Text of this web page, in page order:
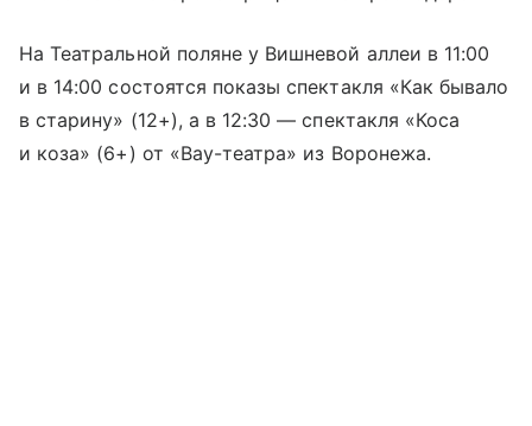
На Театральной поляне у Вишневой аллеи в 11:00
и в 14:00 состоятся показы спектакля «Как бывало
в старину» (12+), а в 12:30 — спектакля «Коса
и коза» (6+) от «Вау-театра» из Воронежа.